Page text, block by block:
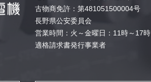
古物商免許：第481051500004号
長野県公安委員会
営業時間：火～金曜日：11時～17時
適格請求書発行事業者